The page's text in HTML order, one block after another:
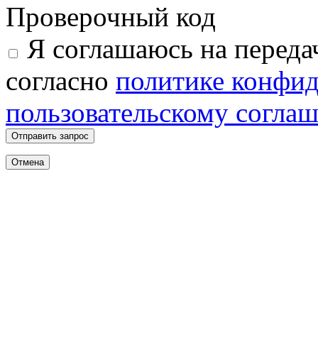
Проверочный код
Я соглашаюсь на
согласно политике
пользовательскому
Отправить запрос
Отмена